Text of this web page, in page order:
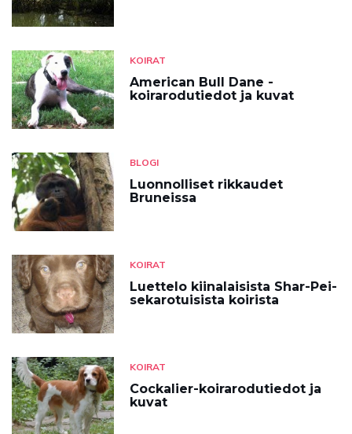
KOIRAT
American Bull Dane -
koirarodutiedot ja kuvat
BLOGI
Luonnolliset rikkaudet
Bruneissa
KOIRAT
Luettelo kiinalaisista Shar-Pei-
sekarotuisista koirista
KOIRAT
Cockalier-koirarodutiedot ja
kuvat